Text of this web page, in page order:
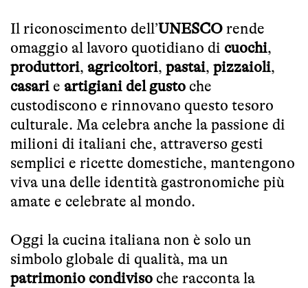
Il riconoscimento dell’UNESCO rende
omaggio al lavoro quotidiano di cuochi,
produttori, agricoltori, pastai, pizzaioli,
casari e artigiani del gusto che
custodiscono e rinnovano questo tesoro
culturale. Ma celebra anche la passione di
milioni di italiani che, attraverso gesti
semplici e ricette domestiche, mantengono
viva una delle identità gastronomiche più
amate e celebrate al mondo.
Oggi la cucina italiana non è solo un
simbolo globale di qualità, ma un
patrimonio condiviso che racconta la